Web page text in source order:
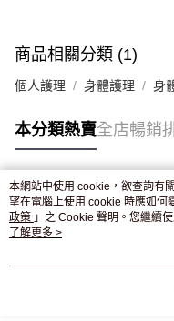
付款後門市自取，訂單確認
商品相關分類 (1)
個人護理 身體護理 身
本分類熱賣全店暢銷
熱門標籤
熱銷排行
本網站中使用 cookie，欲查詢有
望在電腦上使用 cookie 時應如何
政策 」之 Cookie 聲明。您繼續
條款之 Cookie 聲明使用 cookie。
了解更多 >